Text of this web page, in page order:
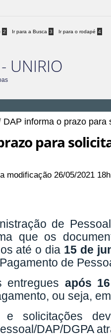
2 Ir para a Busca 3 Ir para o rodapé 4
- UNIRIO
DAP informa o prazo para
para
modificação 26/05/2021
de
que os
até o dia 15 de
de
entregues após
ou seja,
e solicitações
DAP/DGPA